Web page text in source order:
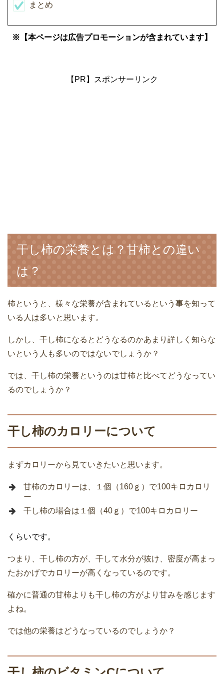
まとめ
※【本ページは広告プロモーションが含まれています】
【PR】スポンサーリンク
干し柿の栄養とは？甘柿との違い
は？
柿というと、様々な栄養が含まれているという事を知って
いる人は多いと思います。
しかし、干し柿になるとどうなるのかあまり詳しく知らな
いという人も多いのではないでしょうか？
では、干し柿の栄養というのは甘柿と比べてどうなってい
るのでしょうか？
干し柿のカロリーについて
まずカロリーから見ていきたいと思います。
甘柿のカロリーは、１個（160ｇ）で100キロカロリ
ー
干し柿の場合は１個（40ｇ）で100キロカロリー
くらいです。
つまり、干し柿の方が、干して水分が抜け、密度が高まっ
たおかげでカロリーが高くなっているのです。
確かに普通の甘柿よりも干し柿の方がより甘みを感じます
よね。
では他の栄養はどうなっているのでしょうか？